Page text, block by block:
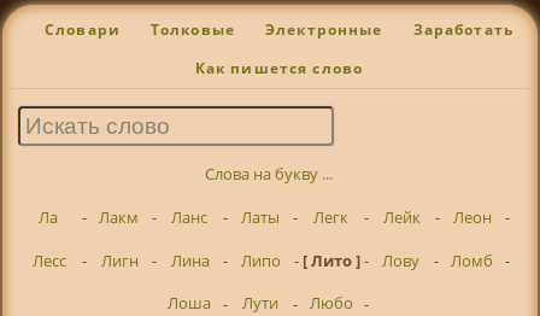
Словари Толковые Электронные Заработать
Как пишется слово
Слова на букву ...
Ла
- Лакм - Ланс - Латы - Легк - Лейк - Леон
-
Лесс
- Лигн - Лина - Липо - [ Лито ]- Лову - Ломб
-
Лоша - Лути - Любо -